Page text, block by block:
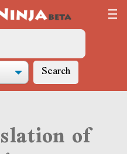
Search
of